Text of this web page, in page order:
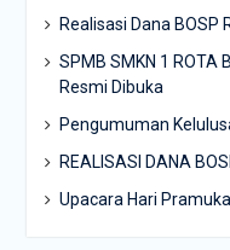
Realisasi Dana BOSP
SPMB SMKN 1
Resmi Dibuka
Pengumuman
REALISASI DANA
Upacara Hari